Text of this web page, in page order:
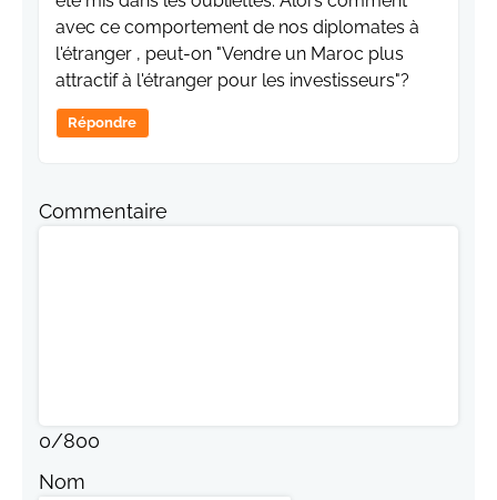
avec ce comportement de nos diplomates à
l'étranger , peut-on "Vendre un Maroc plus
attractif à l'étranger pour les investisseurs"?
Répondre
Commentaire
0/800
Nom